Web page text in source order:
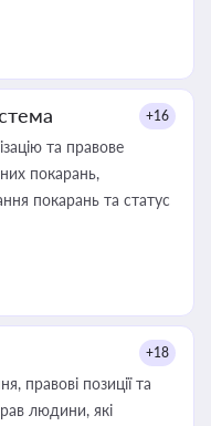
+16
та правове
покарань,
покарань та статус
+18
правові позиції та
людини, які